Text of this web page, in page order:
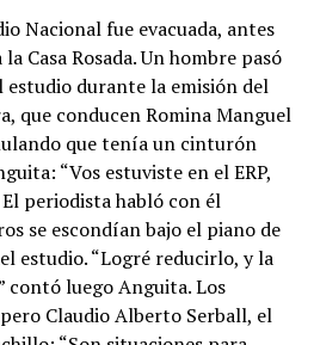
Nacional fue evacuada, antes
Casa Rosada. Un hombre pasó
durante la emisión del
que conducen Romina Manguel
que tenía un cinturón
“Vos estuviste en el ERP,
periodista habló con él
se escondían bajo el piano de
estudio. “Logré reducirlo, y la
contó luego Anguita. Los
Claudio Alberto Serball, el